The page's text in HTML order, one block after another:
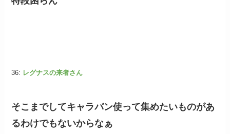
36: レグナスの来者さん
そこまでしてキャラバン使って集めたいものがあ
るわけでもないからなぁ